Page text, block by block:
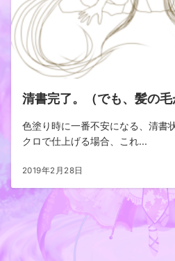
清書完了。（でも、髪の毛
色塗り時に一番不安になる、清書
クロで仕上げる場合、これ...
2019年2月28日